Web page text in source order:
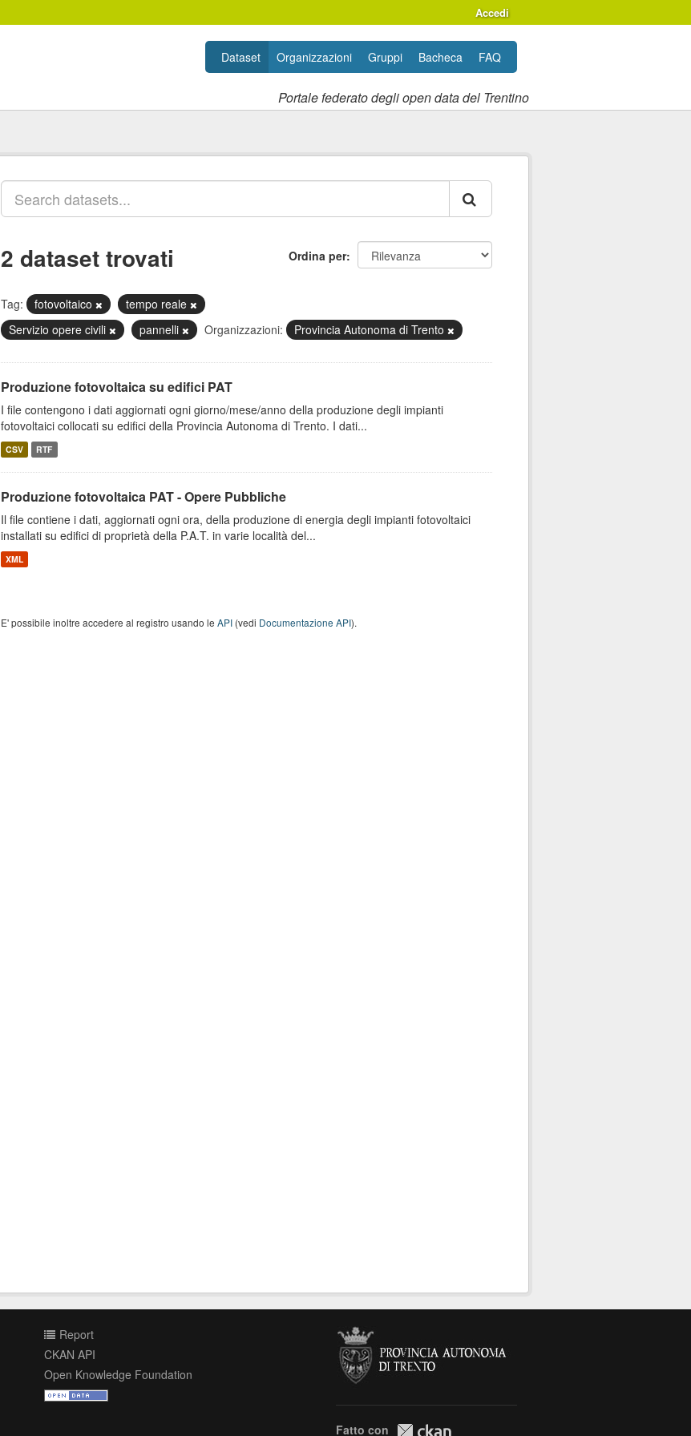
Accedi
Portale federato degli open data del Trentino
Dataset Organizzazioni Gruppi Bacheca FAQ
Ordina per
2 dataset trovati
Tag: fotovoltaico
tempo reale
Servizio opere civili
pannelli Organizzazioni: Provincia Autonoma di Trento
Produzione fotovoltaica su edifici PAT
I file contengono i dati aggiornati ogni giorno/mese/anno della produzione degli impianti
fotovoltaici collocati su edifici della Provincia Autonoma di Trento. I dati...
CSV RTF
Produzione fotovoltaica PAT - Opere Pubbliche
Il file contiene i dati, aggiornati ogni ora, della produzione di energia degli impianti fotovoltaici
installati su edifici di proprietà della P.A.T. in varie località del...
XML
E' possibile inoltre accedere al registro usando le API(vedi Documentazione API).
Report
CKAN API
Open Knowledge Foundation
Fatto con